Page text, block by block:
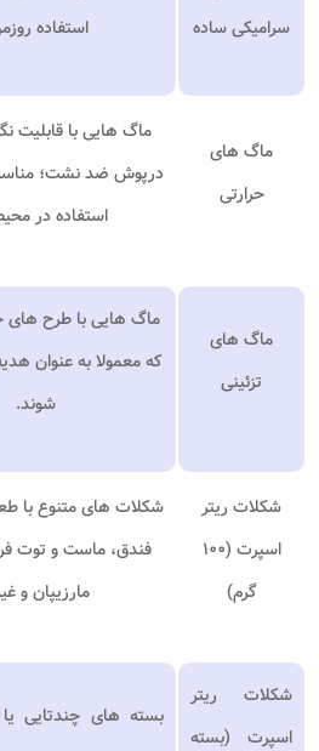
سرامیکی ساده
استفاده
ماگ های
حرارتی
ماگ هایی با قابلیت
درپوش ضد نشت؛
استفاده در
ماگ های
تزئینی
ماگ هایی با طرح
که معمولا به عنوان
شوند.
شکلات ریتر
اسپرت (۱۰۰
گرم)
شکلات های متنوع با
فندق، ماست و توت
مارزیپان و
شکلات ریتر
اسپرت (بسته
بسته های چندتایی